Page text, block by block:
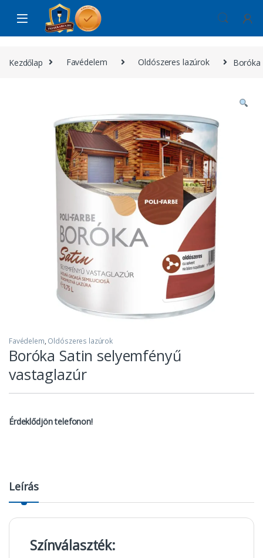
Skip to navigation
Skip to content
Kezdőlap Favédelem Oldószeres lazúrok Boróka
Favédelem, Oldószeres lazúrok
Boróka Satin selyemfényű
vastaglazúr
Érdeklődjön telefonon!
Leírás
Színválaszték: